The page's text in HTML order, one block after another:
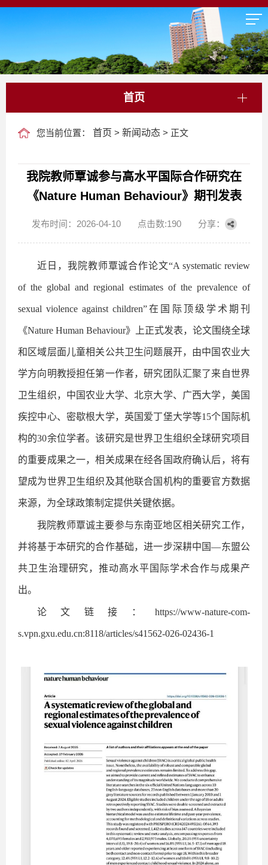
首页
您当前位置： 首页 > 新闻动态 > 正文
我院教师覃诚参与高水平国际合作研究在
《Nature Human Behaviour》期刊发表
发布时间：2026-04-10 点击数:190 分享：
近日，我院教师覃诚合作论文“A systematic review
of the global and regional estimates of the prevalence of
sexual violence against children”在国际顶级学术期刊
《Nature Human Behaviour》上正式发表，论文围绕全球
和区域层面儿童相关公共卫生问题展开，由中国农业大
学方向明教授担任第一作者，研究团队汇聚了来自世界
卫生组织，中国农业大学、北京大学、广西大学，美国
疾控中心、密歇根大学，英国爱丁堡大学等15个国际机
构的30余位学者。该研究是世界卫生组织全球研究项目
的重要成果之一，相关成果在经各国政府确认后，将有
望成为世界卫生组织及其他联合国机构的重要官方数据
来源，为全球政策制定提供关键依据。
我院教师覃诚主要参与东南亚地区相关研究工作，
并将基于本研究的合作基础，进一步深耕中国—东盟公
共卫生治理研究，推动高水平国际学术合作与成果产
出。
论文链接：https://www-nature-com-
s.vpn.gxu.edu.cn:8118/articles/s41562-026-02436-1